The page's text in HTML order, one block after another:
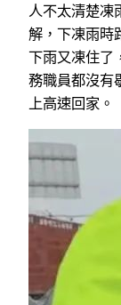
人不太清楚凍
解，下凍雨時
下雨又凍住了
務職員都沒有
上高速回家。